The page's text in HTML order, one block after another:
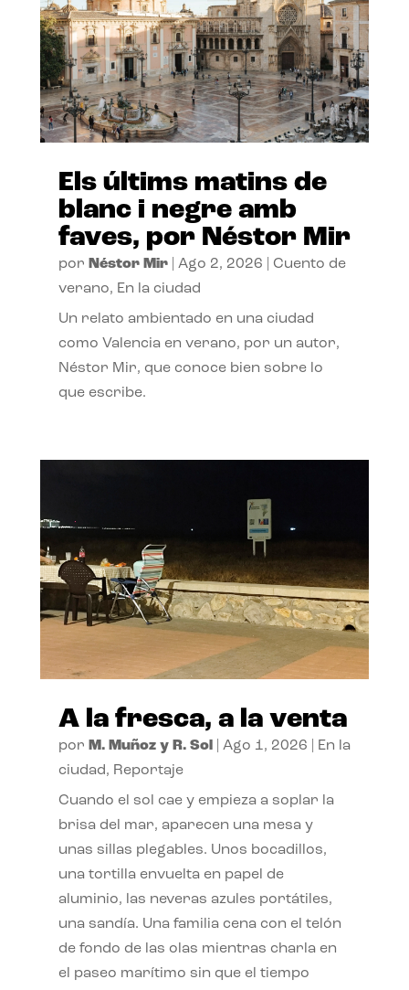
Els últims matins de
blanc i negre amb
faves, por Néstor Mir
por Néstor Mir| Ago 2, 2026
Cuento de
verano, En la ciudad
Un relato ambientado en una ciudad
como Valencia en verano, por un autor,
Néstor Mir, que conoce bien sobre lo
que escribe.
A la fresca, a la venta
por M. Muñoz y R. Sol| Ago 1, 2026
En la
ciudad, Reportaje
Cuando el sol cae y empieza a soplar la
brisa del mar, aparecen una mesa y
unas sillas plegables. Unos bocadillos,
una tortilla envuelta en papel de
aluminio, las neveras azules portátiles,
una sandía. Una familia cena con el telón
de fondo de las olas mientras charla en
el paseo marítimo sin que el tiempo